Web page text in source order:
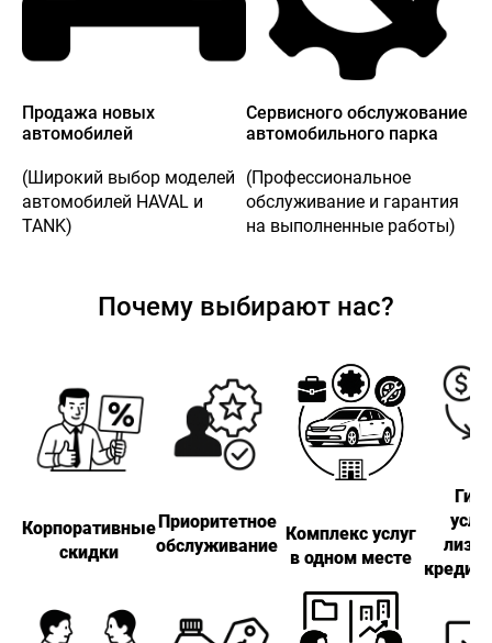
КОНТАКТЫ
240-40-40
Продажа новых
автомобилей
(Широкий выбор моделей
автомобилей HAVAL и
TANK)
Cервисного обслужование
автомобильного парка
(Профессиональное
обслуживание и гарантия
на выполненные работы)
Почему выбирают нас?
Корпоративные
скидки
Приоритетное
обслуживание
Комплекс услуг
в одном месте